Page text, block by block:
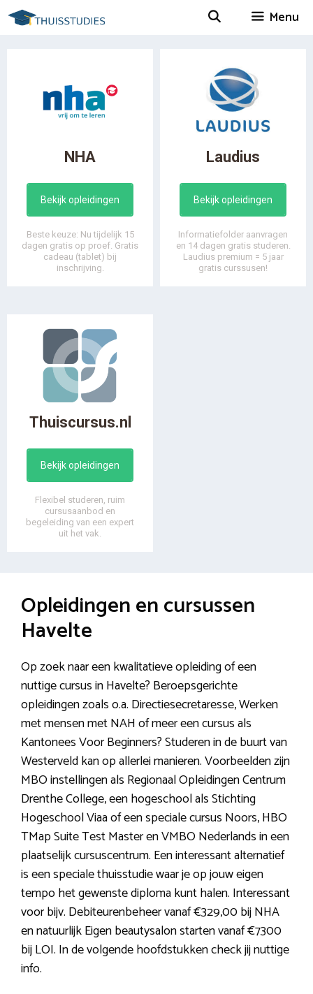
Spring
naar
Menu
NHA
Bekijk opleidingen
Beste keuze: Nu tijdelijk 15
dagen gratis op proef. Gratis
cadeau (tablet) bij
inschrijving.
Laudius
Bekijk opleidingen
Informatiefolder aanvragen
en 14 dagen gratis studeren.
Laudius premium = 5 jaar
gratis curssusen!
Thuiscursus.nl
Bekijk opleidingen
Flexibel studeren, ruim
cursusaanbod en
begeleiding van een expert
uit het vak.
Opleidingen en cursussen
Havelte
Op zoek naar een kwalitatieve opleiding of een
nuttige cursus in Havelte? Beroepsgerichte
opleidingen zoals o.a. Directiesecretaresse, Werken
met mensen met NAH of meer een cursus als
Kantonees Voor Beginners? Studeren in de buurt van
Westerveld kan op allerlei manieren. Voorbeelden zijn
MBO instellingen als Regionaal Opleidingen Centrum
Drenthe College, een hogeschool als Stichting
Hogeschool Viaa of een speciale cursus Noors, HBO
TMap Suite Test Master en VMBO Nederlands in een
plaatselijk cursuscentrum. Een interessant alternatief
is een speciale thuisstudie waar je op jouw eigen
tempo het gewenste diploma kunt halen. Interessant
voor bijv. Debiteurenbeheer vanaf €329,00 bij NHA
en natuurlijk Eigen beautysalon starten vanaf €7300
bij LOI. In de volgende hoofdstukken check jij nuttige
info.